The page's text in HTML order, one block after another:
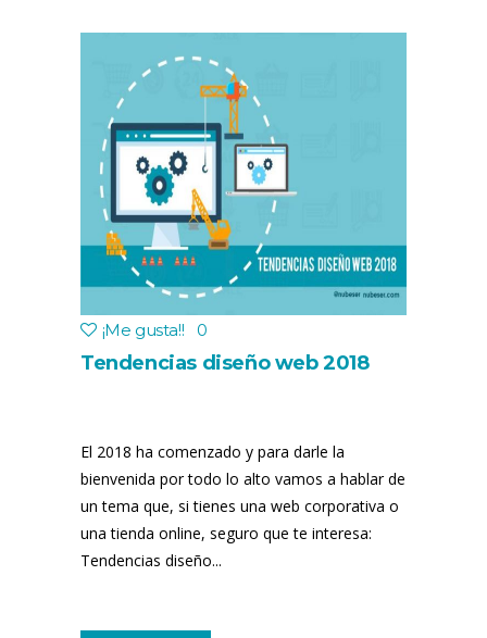
¡Me gusta!! 0
Tendencias diseño web 2018
El 2018 ha comenzado y para darle la
bienvenida por todo lo alto vamos a hablar de
un tema que, si tienes una web corporativa o
una tienda online, seguro que te interesa:
Tendencias diseño...